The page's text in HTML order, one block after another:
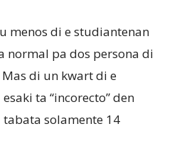
menos di e studiantenan
normal pa dos persona di
di un kwart di e
ta “incorecto” den
tabata solamente 14